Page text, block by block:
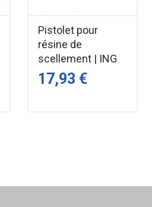
Pistolet pour
résine de
scellement | ING
17,93 €